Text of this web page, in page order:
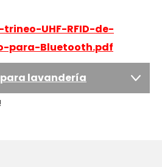
UHF-RFID-de-
para-Bluetooth.pdf
para lavandería